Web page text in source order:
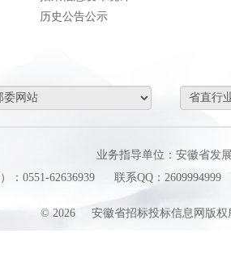
历史公告公示
业务指导单位：安徽省发
：0551-62636939
联系QQ：2609994999
© 2026 安徽省招标投标信息网版